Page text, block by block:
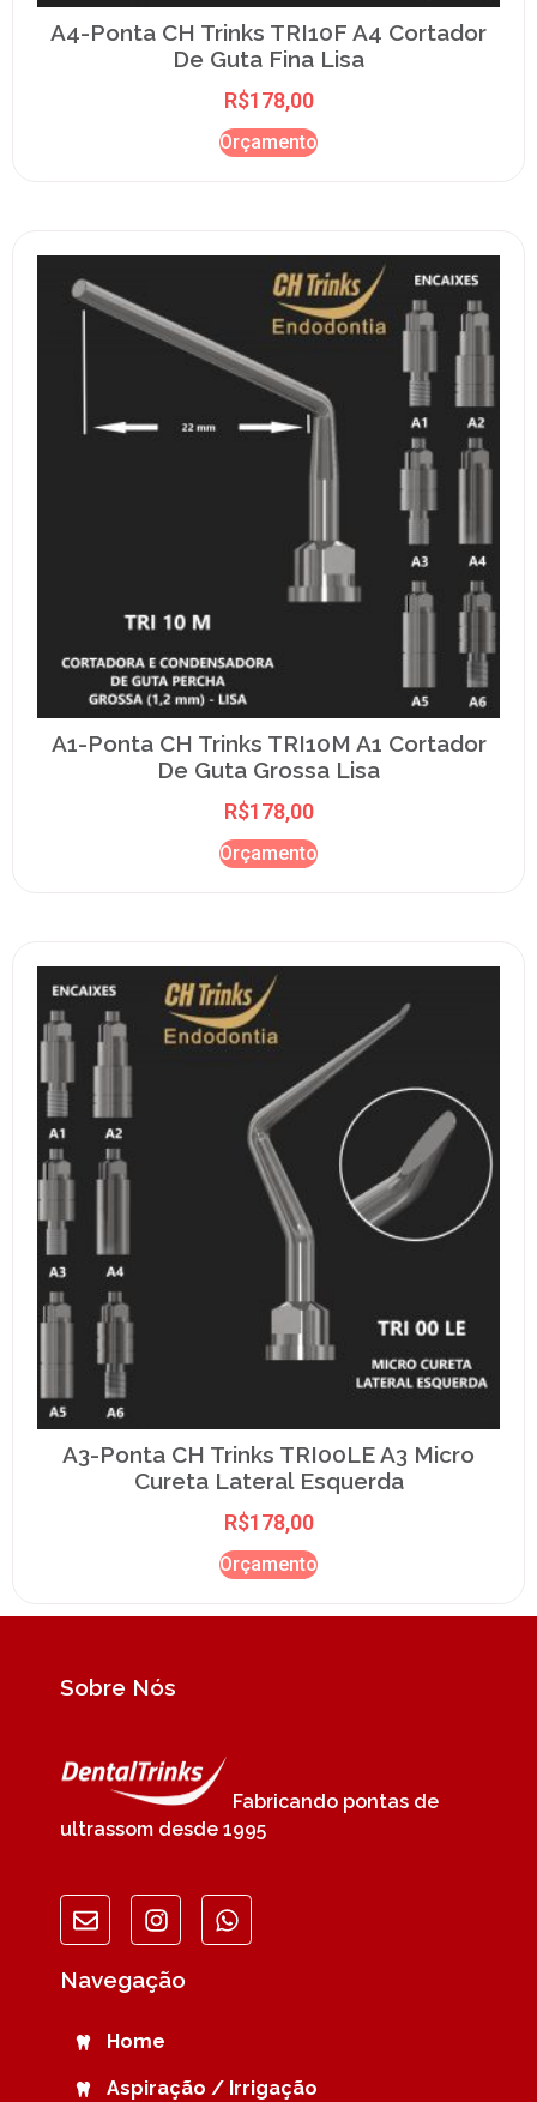
A4-Ponta CH Trinks TRI10F A4 Cortador
De Guta Fina Lisa
R$178,00
Orçamento
A1-Ponta CH Trinks TRI10M A1 Cortador
De Guta Grossa Lisa
R$178,00
Orçamento
A3-Ponta CH Trinks TRI00LE A3 Micro
Cureta Lateral Esquerda
R$178,00
Orçamento
Sobre Nós
Fabricando pontas de
ultrassom desde 1995
Navegação
Home
Aspiração / Irrigação